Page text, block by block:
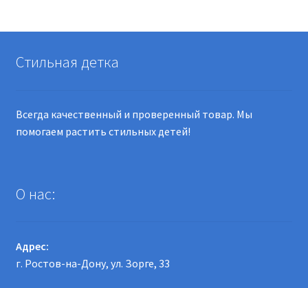
Стильная детка
Всегда качественный и проверенный товар. Мы
помогаем растить стильных детей!
О нас:
Адрес:
г. Ростов-на-Дону, ул. Зорге, 33